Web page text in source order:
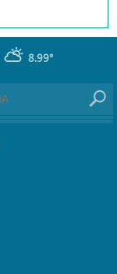
8.99°